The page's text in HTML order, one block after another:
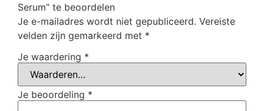
Serum” te beoordelen
Je e-mailadres wordt niet gepubliceerd. Vereiste
velden zijn gemarkeerd met *
Je waardering *
Je beoordeling *